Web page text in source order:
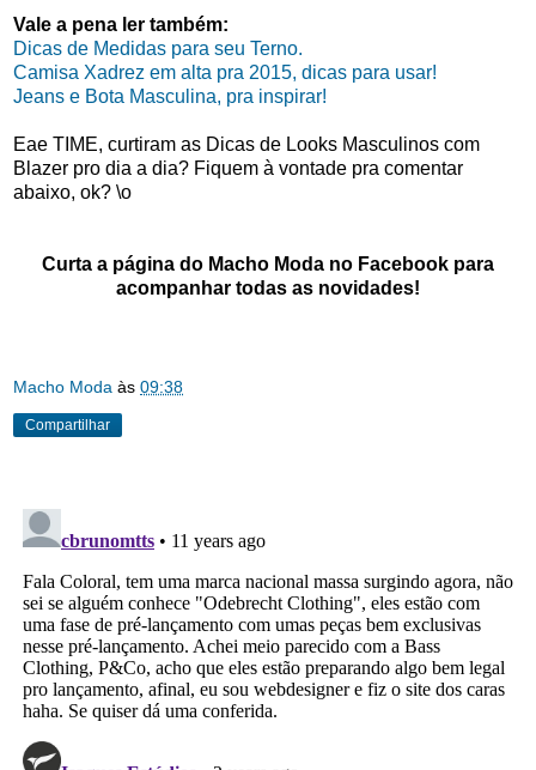
Vale a pena ler também:
Dicas de Medidas para seu Terno.
Camisa Xadrez em alta pra 2015, dicas para usar!
Jeans e Bota Masculina, pra inspirar!
Eae TIME, curtiram as Dicas de Looks Masculinos com
Blazer pro dia a dia? Fiquem à vontade pra comentar
abaixo, ok? \o
Curta a página do Macho Moda no Facebook para
acompanhar todas as novidades!
Macho Moda às 09:38
Compartilhar